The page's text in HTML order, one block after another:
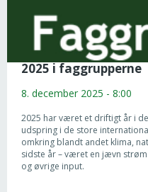
2025 i faggrupperne
8. december 2025 - 8:00
2025 har været et driftigt år i
udspring i de store
omkring blandt andet klima,
sidste år – været en jævn
og øvrige input.